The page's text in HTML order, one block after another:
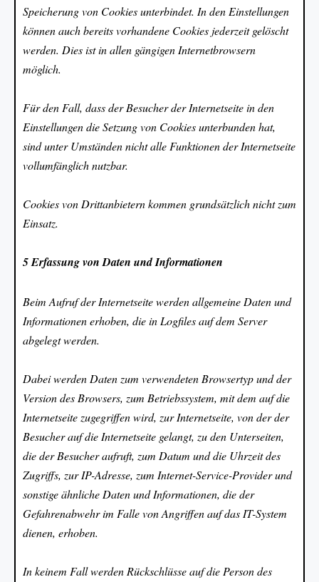
Speicherung von Cookies unterbindet. In den Einstellungen
können auch bereits vorhandene Cookies jederzeit gelöscht
werden. Dies ist in allen gängigen Internetbrowsern
möglich.
Für den Fall, dass der Besucher der Internetseite in den
Einstellungen die Setzung von Cookies unterbunden hat,
sind unter Umständen nicht alle Funktionen der Internetseite
vollumfänglich nutzbar.
Cookies von Drittanbietern kommen grundsätzlich nicht zum
Einsatz.
5 Erfassung von Daten und Informationen
Beim Aufruf der Internetseite werden allgemeine Daten und
Informationen erhoben, die in Logfiles auf dem Server
abgelegt werden.
Dabei werden Daten zum verwendeten Browsertyp und der
Version des Browsers, zum Betriebssystem, mit dem auf die
Internetseite zugegriffen wird, zur Internetseite, von der der
Besucher auf die Internetseite gelangt, zu den Unterseiten,
die der Besucher aufruft, zum Datum und die Uhrzeit des
Zugriffs, zur IP-Adresse, zum Internet-Service-Provider und
sonstige ähnliche Daten und Informationen, die der
Gefahrenabwehr im Falle von Angriffen auf das IT-System
dienen, erhoben.
In keinem Fall werden Rückschlüsse auf die Person des